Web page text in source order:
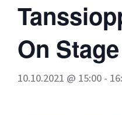
On Stage
10.10.2021 @ 15:00-